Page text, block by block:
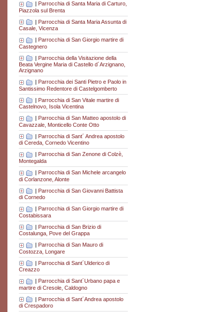
| Parrocchia di Santa Maria di Carturo,
Piazzola sul Brenta
| Parrocchia di Santa Maria Assunta di
Casale, Vicenza
| Parrocchia di San Giorgio martire di
Castegnero
| Parrocchia della Visitazione della
Beata Vergine Maria di Castello d´Arzignano,
Arzignano
Parrocchia dei Santi Pietro e Paolo in
Santissimo Redentore di Castelgomberto
| Parrocchia di San Vitale martire di
Castelnovo, Isola Vicentina
Parrocchia di San Matteo apostolo di
Cavazzale, Monticello Conte Otto
| Parrocchia di Sant´ Andrea apostolo
di Cereda, Cornedo Vicentino
Parrocchia di San Zenone di Colzè,
Montegalda
| Parrocchia di San Michele arcangelo
di Corlanzone, Alonte
| Parrocchia di San Giovanni Battista
di Cornedo
| Parrocchia di San Giorgio martire di
Costabissara
| Parrocchia di San Brizio di
Costalunga, Pove del Grappa
Parrocchia di San Mauro di
Costozza, Longare
| Parrocchia di Sant´Ulderico di
Creazzo
Parrocchia di Sant´Urbano papa e
martire di Cresole, Caldogno
| Parrocchia di Sant´Andrea apostolo
di Crespadoro